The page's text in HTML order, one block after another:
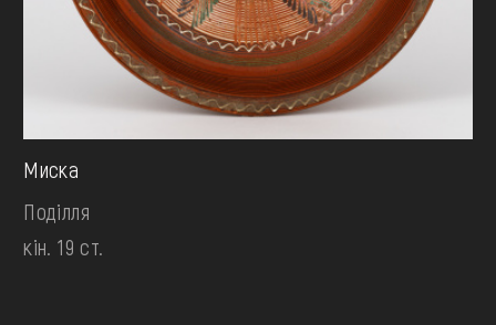
Миска
Поділля
кін. 19 ст.